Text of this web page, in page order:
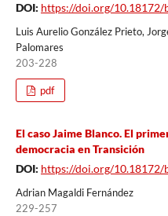
DOI: https://doi.org/10.18172/
Luis Aurelio González Prieto,
Palomares
203-228
pdf
El caso Jaime Blanco. El
democracia en Transición
DOI: https://doi.org/10.18172/
Adrian Magaldi Fernández
229-257